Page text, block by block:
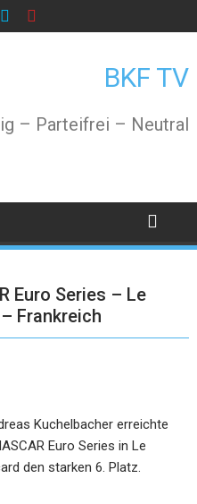
BKF TV
– Parteifrei – Neutral
Euro Series – Le
Frankreich
Kuchelbacher erreichte
Euro Series in Le
den starken 6. Platz.